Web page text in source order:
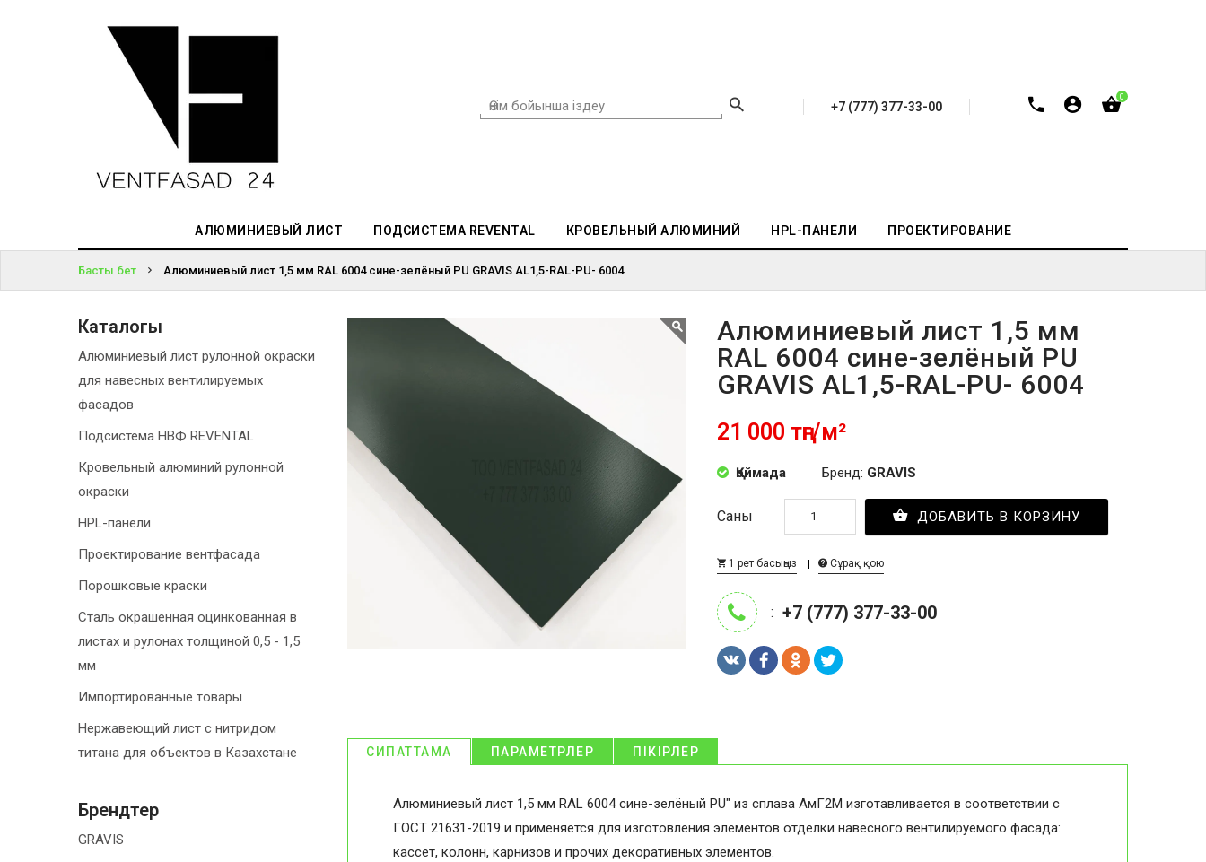
+7 (777) 377-33-00
0
АЛЮМИНИЕВЫЙ ЛИСТ ПОДСИСТЕМА REVENTAL КРОВЕЛЬНЫЙ АЛЮМИНИЙ HPL-ПАНЕЛИ ПРОЕКТИРОВАНИЕ
АЛЮМИНИЕВЫЙ
ПРОЕКТИРОВАНИЕ
КІРІҢІЗ
ПАРОЛЬДІ
БА?
Басты бет Алюминиевый лист 1,5 мм RAL 6004 сине-зелёный PU GRAVIS AL1,5-RAL-PU- 6004
Алюминиевый лист 1,5 мм
RAL 6004 сине-зелёный PU
GRAVIS AL1,5-RAL-PU- 6004
21 000 тңг/м²
Қоймада Бренд: GRAVIS
Саны ДОБАВИТЬ В КОРЗИНУ
1 рет басыңыз Сұрақ қою
: +7 (777) 377-33-00
СИПАТТАМА ПАРАМЕТРЛЕР ПІКІРЛЕР
Алюминиевый лист 1,5 мм RAL 6004 сине-зелёный PU" из сплава АмГ2М изготавливается в соответствии с
ГОСТ 21631-2019 и применяется для изготовления элементов отделки навесного вентилируемого фасада:
кассет, колонн, карнизов и прочих декоративных элементов.
Каталогы
Алюминиевый лист рулонной окраски
для навесных вентилируемых
фасадов
Подсистема НВФ REVENTAL
Кровельный алюминий рулонной
окраски
HPL-панели
Проектирование вентфасада
Порошковые краски
Сталь окрашенная оцинкованная в
листах и рулонах толщиной 0,5 - 1,5
мм
Импортированные товары
Нержавеющий лист с нитридом
титана для объектов в Казахстане
Брендтер
GRAVIS